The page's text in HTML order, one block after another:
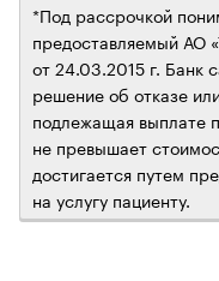
*Под рассрочкой
предоставляемый АО
от 24.03.2015 г. Банк
решение об отказе
подлежащая выплате
не превышает
достигается путем
на услугу пациенту.